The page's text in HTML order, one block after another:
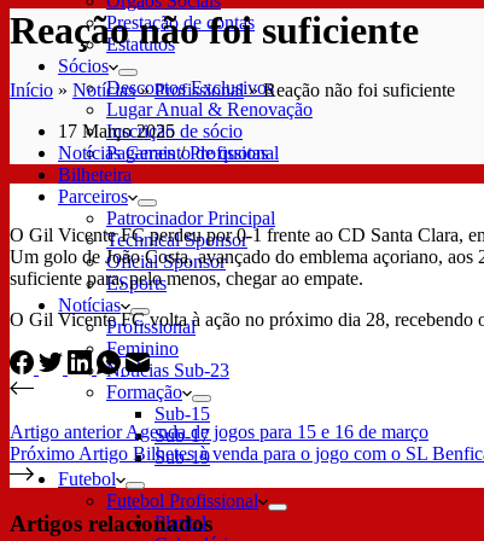
Prestação de contas
Estatutos
Sócios
Descontos Exclusivos
Lugar Anual & Renovação
Inscrição de sócio
Pagamento de quotas
Bilheteira
Parceiros
Patrocinador Principal
Technical Sponsor
Oficial Sponsor
ESports
Notícias
Profissional
Feminino
Notícias Sub-23
Formação
Sub-15
Sub-17
Sub-19
Futebol
Futebol Profissional
Plantel
Reação não foi suficiente
Início » Notícias»Profissional»Reação não foi suficiente
17 Março 2025
Notícias Gerais/Profissional
O Gil Vicente FC perdeu por 0-1 frente ao CD Santa Clara,
Um golo de João Costa, avançado do emblema açoriano,
suficiente para, pelo menos, chegar ao empate.
O Gil Vicente FC volta à ação no próximo dia 28, recebendo
Artigo anteriorAgenda de jogos para 15 e 16 de março
Próximo Artigo Bilhetes à venda para o jogo com o SL
Artigos relacionados